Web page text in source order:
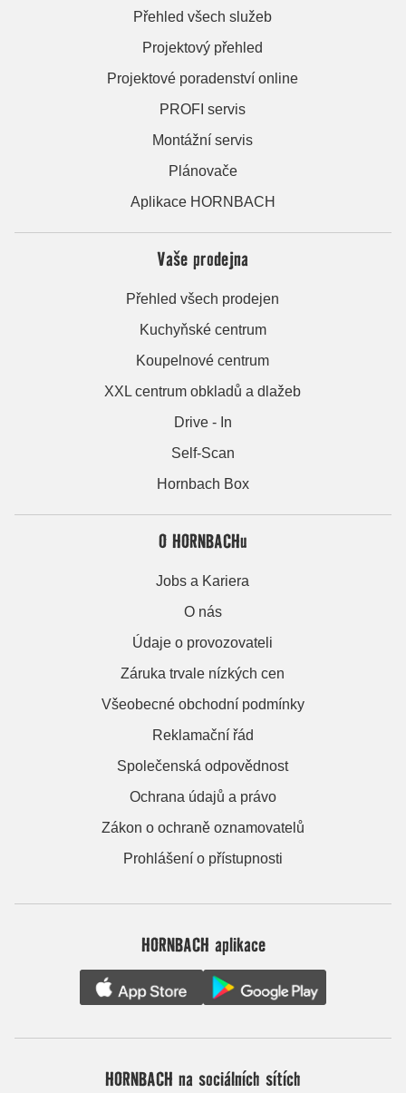
Přehled všech služeb
Projektový přehled
Projektové poradenství online
PROFI servis
Montážní servis
Plánovače
Aplikace HORNBACH
Vaše prodejna
Přehled všech prodejen
Kuchyňské centrum
Koupelnové centrum
XXL centrum obkladů a dlažeb
Drive - In
Self-Scan
Hornbach Box
O HORNBACHu
Jobs a Kariera
O nás
Údaje o provozovateli
Záruka trvale nízkých cen
Všeobecné obchodní podmínky
Reklamační řád
Společenská odpovědnost
Ochrana údajů a právo
Zákon o ochraně oznamovatelů
Prohlášení o přístupnosti
HORNBACH aplikace
HORNBACH na sociálních sítích